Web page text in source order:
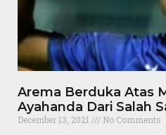
Arema Berduka Atas
Ayahanda Dari Salah
December 13, 2021
No Comments